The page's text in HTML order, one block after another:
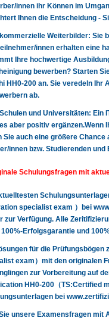
innen ihr Können im
Ihnen die Entscheidung -
Weiterbilder: Sie
innen erhalten eine
Ihre hochwertige
bewerben? Starten
HH0-200 an. Sie veredeln Ihr
ab.
und Universitäten: Ein
aber positiv
Sie auch eine größere
innen bzw. Studierenden
Schulungsfragen mit
specialist exam ）bei
zur Verfügung. Alle
100%-Erfolgsgarantie und
für die
exam）mit den originalen
zur Vorbereitung auf
HH0-200（TS:Certified
bei
unsere Examensfragen mit